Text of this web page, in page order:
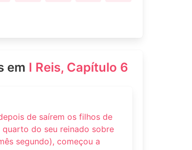
em I Reis, Capítulo 6
de saírem os filhos de
do seu reinado sobre
segundo), começou a